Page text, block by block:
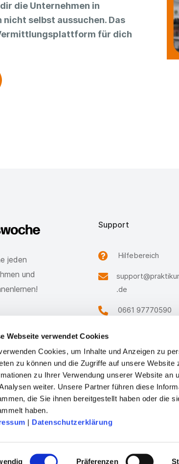
Webseite verwendet Cookies
Cookies, um Inhalte und Anzeigen zu
zu können und die Zugriffe auf unsere
zu Ihrer Verwendung unserer Website an
weiter. Unsere Partner führen diese
die Sie ihnen bereitgestellt haben oder die
haben.
| Datenschutzerklärung
Präferenzen
die Unternehmen in
nicht selbst aussuchen. Das
für dich
jeden
und
Support
Hilfebereich
.de
0661 97770590
Freitag von 09:00 -
erreichbar.
e.de